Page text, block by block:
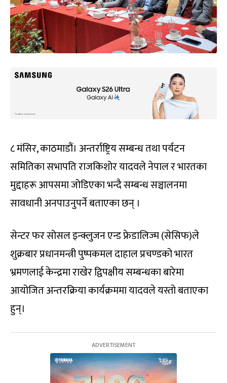
८ मंसिर, काठमाडौं। अन्तर्राष्ट्रिय सम्बन्ध तथा पर्यटन
समितिका सभापति राजकिशोर यादवले नेपाल र भारतका
मुद्दाहरू आपसमा जोडिएका भन्दै सम्बन्ध सञ्चालनमा
सावधानी अनपाउनुपर्ने बताएका छन् ।
सेन्टर फर सोसल इन्क्लुजन एन्ड फ्रेडालिज्म (सेसिफ)ले
शुक्रबार प्रधानमन्त्री पुष्पकमल दाहाल प्रचण्डको भारत
भ्रमणलाई केन्द्रमा राखेर द्विपक्षीय सम्बन्धका बारेमा
आयोजित अन्तरक्रिया कार्यक्रममा यादवले यस्तो बताएका
हुन्।